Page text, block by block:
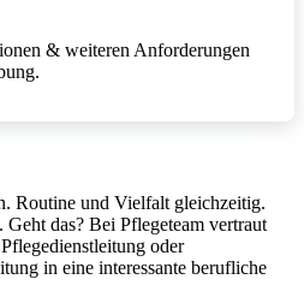
& weiteren Anforderungen
Routine und Vielfalt gleichzeitig.
das? Bei Pflegeteam vertraut
oder
in eine interessante berufliche